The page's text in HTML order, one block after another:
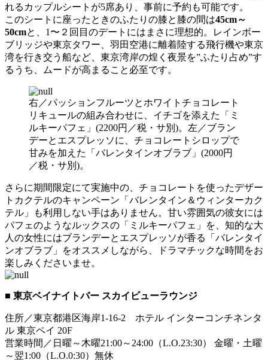
れるカップルシートが5席あり、事前に予約も可能です。
このシートに座ったときのふたりの膝と膝の間は45cm～
50cmと、1〜２回目のデートにはまさに理想的。レインボー
ブリッジや東京タワー、羽田空港に離着陸する飛行機や東京
湾を行き交う船など、東京湾岸の煌く夜景を”ふたり占め”す
るうち、ムードが高まること必至です。
右／パッションフルーツとホワイトチョコレート
リキュールの組み合わせに、イチゴを添えた「ミ
ルキーパフェ」(2200円／税・サ別)。左／ブラン
デーとエスプレッソに、チョコレートシロップで
甘みを加えた「バレンタインオブラブ」(2000円
／税・サ別)。
さらに期間限定にて実施中の、チョコレートを使ったデザー
トカクテルのキャンペーン「バレンタイン＆ウィンターカク
テル」も利用しない手はありません。甘い雰囲気の彼女には
パフェのようなルックスの「ミルキーパフェ」を、知的な大
人の女性にはブランデーとエスプレッソが香る「バレンタイ
ンオブラブ」をオススメしながら、ドラマチックな時間をお
楽しみくださいませ。
■ 東京ベイナイトバー スカイビューラウンジ
住所／東京都港区海岸1-16-2 ホテル インターコンチネンタ
ル 東京ペイ 20F
営業時間／日曜～木曜21:00～24:00（L.O.23:30） 金曜・土曜
～翌1:00（L.O.0:30）無休